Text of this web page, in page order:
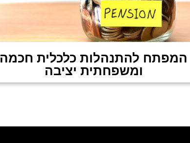
המפתח להתנהלות כלכלית חכמה
ומשפחתית יציבה